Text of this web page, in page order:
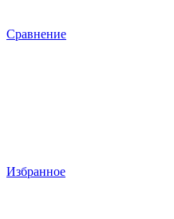
Сравнение
Избранное